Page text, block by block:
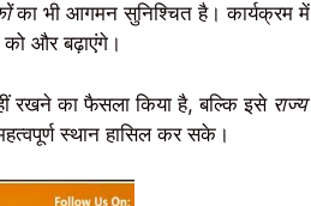
का भी आगमन सुनिश्चित है। कार्यक्रम में
को और बढ़ाएंगे।
रखने का फैसला किया है, बल्कि इसे राज्य
स्थान हासिल कर सके।